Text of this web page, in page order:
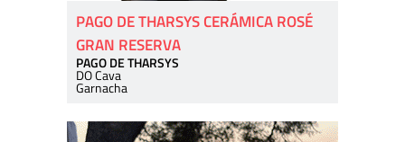
PAGO DE THARSYS CERÁMICA ROSÉ
GRAN RESERVA
PAGO DE THARSYS
DO Cava
Garnacha